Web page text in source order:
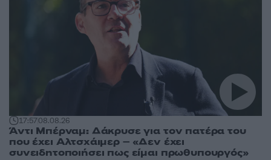
17:5708.08.26
Άντι Μπέρναμ: Δάκρυσε για τον πατέρα του
που έχει Αλτσχάιμερ – «Δεν έχει
συνειδητοποιήσει πως είμαι πρωθυπουργός»